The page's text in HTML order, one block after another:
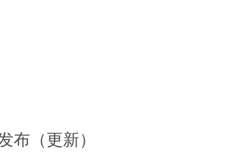
布（更新）